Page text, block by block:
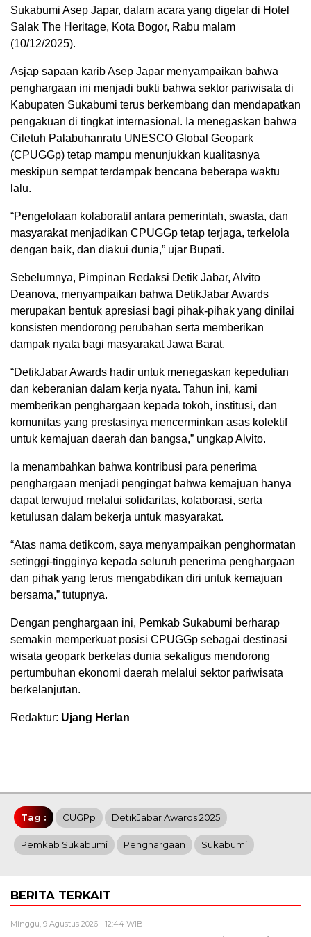
Sukabumi Asep Japar, dalam acara yang digelar di Hotel
Salak The Heritage, Kota Bogor, Rabu malam
(10/12/2025).
Asjap sapaan karib Asep Japar menyampaikan bahwa
penghargaan ini menjadi bukti bahwa sektor pariwisata di
Kabupaten Sukabumi terus berkembang dan mendapatkan
pengakuan di tingkat internasional. Ia menegaskan bahwa
Ciletuh Palabuhanratu UNESCO Global Geopark
(CPUGGp) tetap mampu menunjukkan kualitasnya
meskipun sempat terdampak bencana beberapa waktu
lalu.
“Pengelolaan kolaboratif antara pemerintah, swasta, dan
masyarakat menjadikan CPUGGp tetap terjaga, terkelola
dengan baik, dan diakui dunia,” ujar Bupati.
Sebelumnya, Pimpinan Redaksi Detik Jabar, Alvito
Deanova, menyampaikan bahwa DetikJabar Awards
merupakan bentuk apresiasi bagi pihak-pihak yang dinilai
konsisten mendorong perubahan serta memberikan
dampak nyata bagi masyarakat Jawa Barat.
“DetikJabar Awards hadir untuk menegaskan kepedulian
dan keberanian dalam kerja nyata. Tahun ini, kami
memberikan penghargaan kepada tokoh, institusi, dan
komunitas yang prestasinya mencerminkan asas kolektif
untuk kemajuan daerah dan bangsa,” ungkap Alvito.
Ia menambahkan bahwa kontribusi para penerima
penghargaan menjadi pengingat bahwa kemajuan hanya
dapat terwujud melalui solidaritas, kolaborasi, serta
ketulusan dalam bekerja untuk masyarakat.
“Atas nama detikcom, saya menyampaikan penghormatan
setinggi-tingginya kepada seluruh penerima penghargaan
dan pihak yang terus mengabdikan diri untuk kemajuan
bersama,” tutupnya.
Dengan penghargaan ini, Pemkab Sukabumi berharap
semakin memperkuat posisi CPUGGp sebagai destinasi
wisata geopark berkelas dunia sekaligus mendorong
pertumbuhan ekonomi daerah melalui sektor pariwisata
berkelanjutan.
Redaktur: Ujang Herlan
Tag : CUGPp DetikJabar Awards 2025
Pemkab Sukabumi Penghargaan Sukabumi
BERITA TERKAIT
Minggu, 9 Agustus 2026 - 12:44 WIB